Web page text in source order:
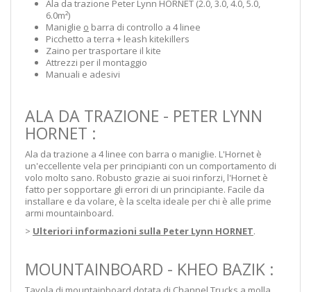
Ala da trazione Peter Lynn HORNET (2.0, 3.0, 4.0, 5.0,
6.0m²)
Maniglie o barra di controllo a 4 linee
Picchetto a terra + leash kitekillers
Zaino per trasportare il kite
Attrezzi per il montaggio
Manuali e adesivi
ALA DA TRAZIONE - PETER LYNN
HORNET :
Ala da trazione a 4 linee con barra o maniglie. L'Hornet è
un'eccellente vela per principianti con un comportamento di
volo molto sano. Robusto grazie ai suoi rinforzi, l'Hornet è
fatto per sopportare gli errori di un principiante. Facile da
installare e da volare, è la scelta ideale per chi è alle prime
armi mountainboard.
> Ulteriori informazioni sulla Peter Lynn HORNET.
MOUNTAINBOARD - KHEO BAZIK :